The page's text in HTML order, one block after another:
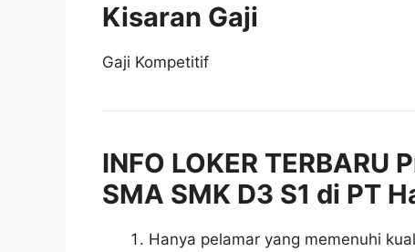
Kisaran Gaji
Gaji Kompetitif
INFO LOKER TERBARU
SMA SMK D3 S1 di PT
Hanya pelamar yang memenuhi